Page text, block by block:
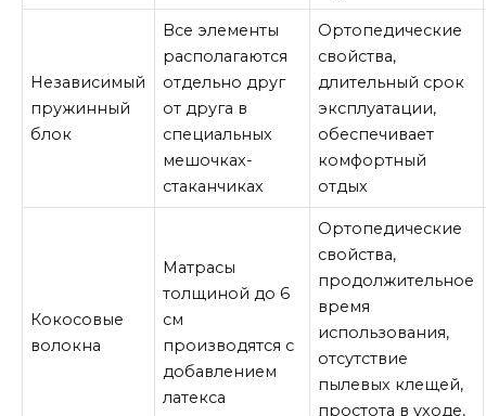
Независимый
пружинный
блок
Все элементы
располагаются
отдельно друг
от друга в
специальных
мешочках-
стаканчиках
Ортопедические
свойства,
длительный срок
эксплуатации,
обеспечивает
комфортный
отдых
Кокосовые
волокна
Матрасы
толщиной до 6
см
производятся с
добавлением
латекса
Ортопедические
свойства,
продолжительное
время
использования,
отсутствие
пылевых клещей,
простота в уходе,